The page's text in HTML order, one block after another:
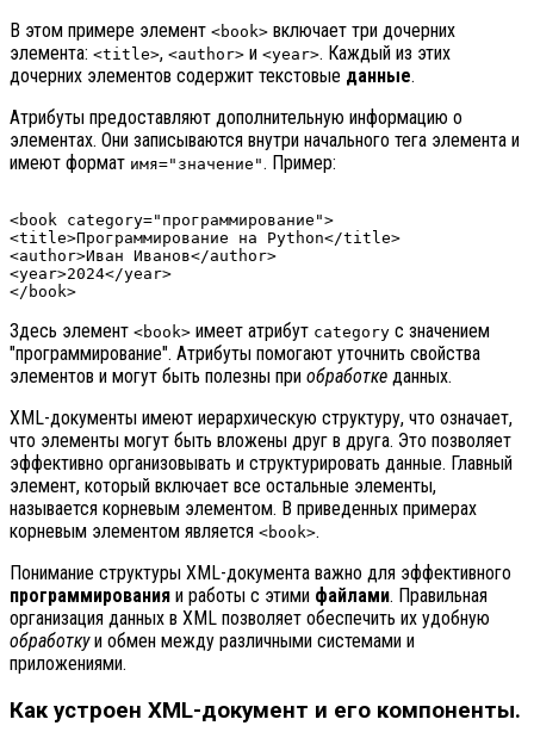
В этом примере элемент <book> включает три дочерних
элемента: <title>, <author> и <year>. Каждый из этих
дочерних элементов содержит текстовые данные.
Атрибуты предоставляют дополнительную информацию о
элементах. Они записываются внутри начального тега элемента и
имеют формат имя="значение". Пример:
<book category="программирование">
<title>Программирование на Python</title>
<author>Иван Иванов</author>
<year>2024</year>
Здесь элемент <book> имеет атрибут category с значением
"программирование". Атрибуты помогают уточнить свойства
элементов и могут быть полезны при обработке данных.
XML-документы имеют иерархическую структуру, что означает,
что элементы могут быть вложены друг в друга. Это позволяет
эффективно организовывать и структурировать данные. Главный
элемент, который включает все остальные элементы,
называется корневым элементом. В приведенных примерах
корневым элементом является <book>.
Понимание структуры XML-документа важно для эффективного
программирования и работы с этими файлами. Правильная
организация данных в XML позволяет обеспечить их удобную
обработкуи обмен между различными системами и
приложениями.
Как устроен XML-документ и его компоненты.